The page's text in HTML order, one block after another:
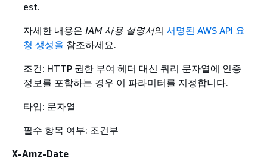
est.
자세한 내용은 IAM 사용 설명서의 서명된 AWS API 요
청 생성을 참조하세요.
조건: HTTP 권한 부여 헤더 대신 쿼리 문자열에 인증
정보를 포함하는 경우 이 파라미터를 지정합니다.
타입: 문자열
필수 항목 여부: 조건부
X-Amz-Date